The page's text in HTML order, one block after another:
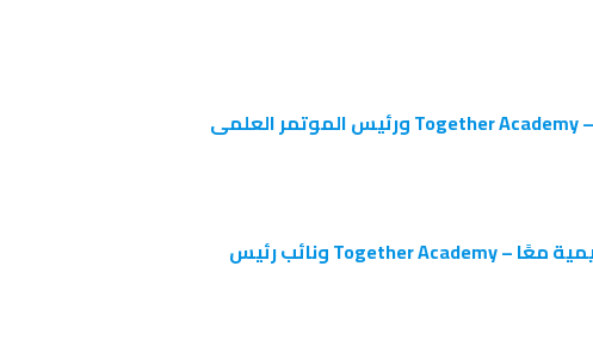
الصفحة الرسمية لرئيس الجريدة ورئيس أكاديمية معًا – Together Academy ورئيس الموتمر العلمى
الصفحة الرسمية لنائب رئيس الجريدة ونائب رئيس أكاديمية معًا – Together Academy ونائب رئيس